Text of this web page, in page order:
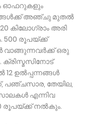
ഓഫറുകളും
അഞ്ചു മുതൽ
കിലോഗ്രാം അരി
500 രൂപയ്ക്ക്
ഒരു
ഉൽപ്പന്നങ്ങൾ
പഞ്ചസാര, തേയില,
എന്നിവ
രൂപയ്ക്ക് നൽകും.